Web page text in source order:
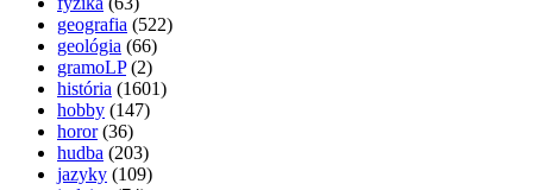
geografia (522)
geológia (66)
gramoLP (2)
história (1601)
hobby (147)
horor (36)
hudba (203)
jazyky (109)